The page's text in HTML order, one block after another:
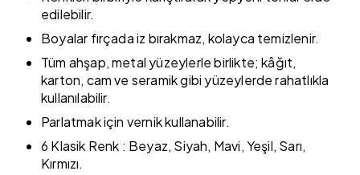
edilebilir.
Boyalar fırçada iz bırakmaz, kolayca temizlenir.
Tüm ahşap, metal yüzeylerle birlikte; kâğıt,
karton, cam ve seramik gibi yüzeylerde rahatlıkla
kullanılabilir.
Parlatmak için vernik kullanabilir.
6 Klasik Renk : Beyaz, Siyah, Mavi, Yeşil, Sarı,
Kırmızı.